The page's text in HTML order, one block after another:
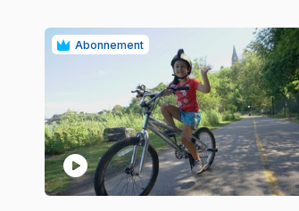
Abonnement
play_circle